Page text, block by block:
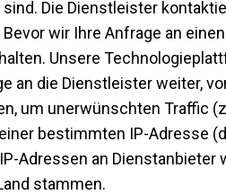
Die Dienstleister
wir Ihre Anfrage an
Unsere
an die Dienstleister weiter,
um unerwünschten Traffic
bestimmten IP-Adresse
Adressen an
stammen.